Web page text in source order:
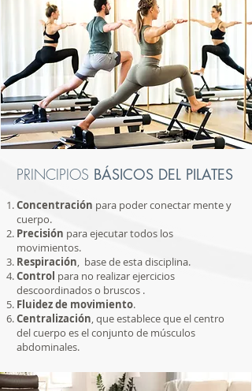
PRINCIPIOS BÁSICOS DEL PILATES
Concentración para poder conectar mente y
cuerpo.
Precisión para ejecutar todos los
movimientos.
Respiración, base de esta disciplina.
Control para no realizar ejercicios
descoordinados o bruscos .
Fluidez de movimiento.
Centralización, que establece que el centro
del cuerpo es el conjunto de músculos
abdominales.